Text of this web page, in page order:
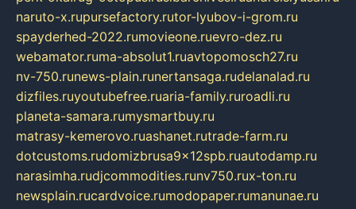
naruto-x.rupursefactory.rutor-lyubov-i-grom.ru
spayderhed-2022.rumovieone.ruevro-dez.ru
webamator.ruma-absolut1.ruavtopomosch27.ru
nv-750.runews-plain.runertansaga.rudelanalad.ru
dizfiles.ruyoutubefree.ruaria-family.ruroadli.ru
planeta-samara.rumysmartbuy.ru
matrasy-kemerovo.ruashanet.rutrade-farm.ru
dotcustoms.rudomizbrusa9x12spb.ruautodamp.ru
narasimha.rudjcommodities.runv750.rux-ton.ru
newsplain.rucardvoice.rumodopaper.rumanunae.ru